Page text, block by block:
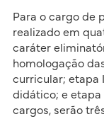
Para o cargo de
realizado em
caráter
homologação
curricular; etapa
didático; e etapa
cargos, serão